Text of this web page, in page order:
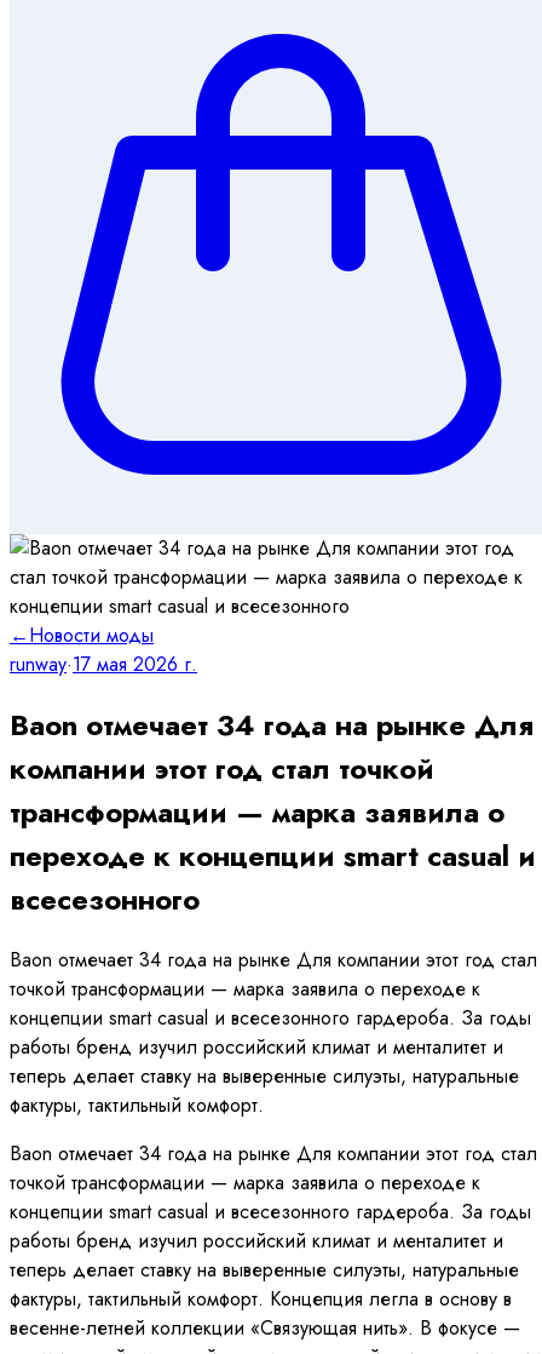
←Новости моды
runway·17 мая 2026 г.
Baon отмечает 34 года на рынке Для
компании этот год стал точкой
трансформации — марка заявила о
переходе к концепции smart casual и
всесезонного
Baon отмечает 34 года на рынке Для компании этот год стал
точкой трансформации — марка заявила о переходе к
концепции smart casual и всесезонного гардероба. За годы
работы бренд изучил российский климат и менталитет и
теперь делает ставку на выверенные силуэты, натуральные
фактуры, тактильный комфорт.
Baon отмечает 34 года на рынке Для компании этот год стал
точкой трансформации — марка заявила о переходе к
концепции smart casual и всесезонного гардероба. За годы
работы бренд изучил российский климат и менталитет и
теперь делает ставку на выверенные силуэты, натуральные
фактуры, тактильный комфорт. Концепция легла в основу в
весенне-летней коллекции «Связующая нить». В фокусе —